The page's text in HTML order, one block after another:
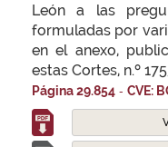
León a las
formuladas por
en el anexo,
estas Cortes, n.º
Página 29.854 - CVE: